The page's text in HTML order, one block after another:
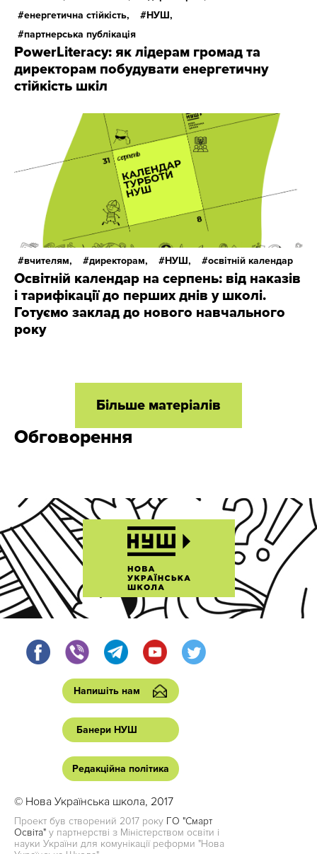
енергетична стійкість,
НУШ,
партнерська публікація
PowerLiteracy: як лідерам громад та
директорам побудувати енергетичну
стійкість шкіл
вчителям, директорам, НУШ, освітній календар
Освітній календар на серпень: від наказів
і тарифікації до перших днів у школі.
Готуємо заклад до нового навчального
року
Більше матеріалів
Обговорення
Напишіть нам
Банери НУШ
Редакційна політика
© Нова Українська школа, 2017
Проект був створений 2017 року ГО "Смарт
Освіта" у партнерстві з Міністерством освіти і
науки України для комунікації реформи "Нова